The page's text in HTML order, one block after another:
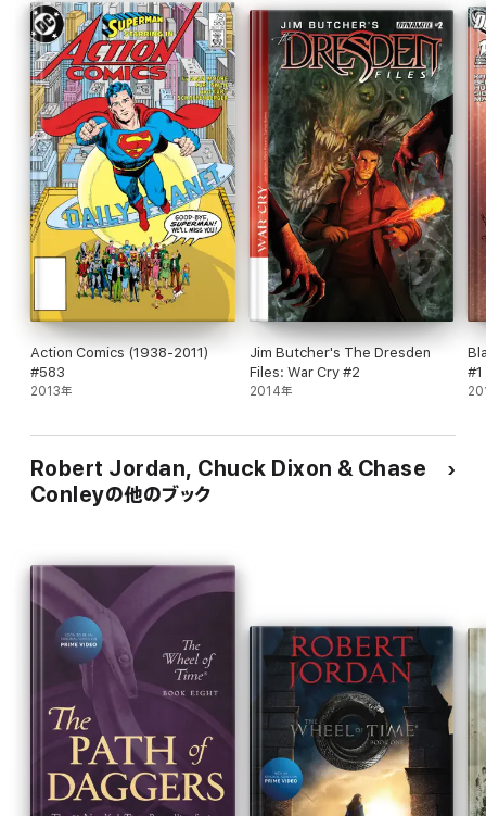
Action Comics (1938-2011)
#583
2013年
Jim Butcher's The Dresden
Files: War Cry #2
2014年
#1
Robert Jordan, Chuck Dixon & Chase
Conleyの他のブック